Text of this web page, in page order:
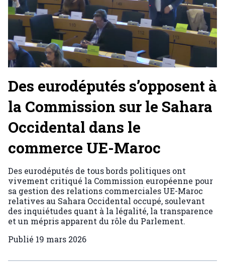
Des eurodéputés s’opposent à
la Commission sur le Sahara
Occidental dans le
commerce UE-Maroc
Des eurodéputés de tous bords politiques ont
vivement critiqué la Commission européenne pour
sa gestion des relations commerciales UE-Maroc
relatives au Sahara Occidental occupé, soulevant
des inquiétudes quant à la légalité, la transparence
et un mépris apparent du rôle du Parlement.
Publié 19 mars 2026